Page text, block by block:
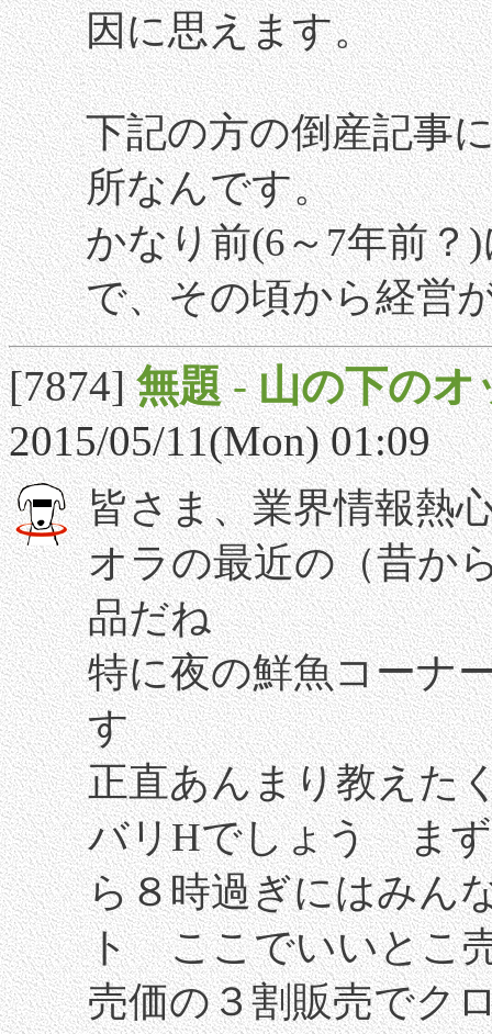
因に思えます。
下記の方の倒産記事
所なんです。
かなり前(6～7年前？
で、その頃から経営
[7874]無題-山の下のオ
2015/05/11(Mon) 01:09
皆さま、業界情報熱
オラの最近の（昔か
品だね
特に夜の鮮魚コーナ
す
正直あんまり教えた
バリHでしょう ま
ら８時過ぎにはみん
ト ここでいいとこ
売価の３割販売でク